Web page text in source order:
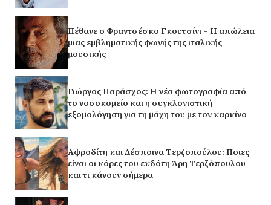
Πέθανε ο Φραντσέσκο Γκουτσίνι – Η απώλεια
μιας εμβληματικής φωνής της ιταλικής
μουσικής
Γιώργος Παράσχος: Η νέα φωτογραφία από
το νοσοκομείο και η συγκλονιστική
εξομολόγηση για τη μάχη του με τον καρκίνο
Αφροδίτη και Δέσποινα Τερζοπούλου: Ποιες
είναι οι κόρες του εκδότη Άρη Τερζόπουλου
και τι κάνουν σήμερα